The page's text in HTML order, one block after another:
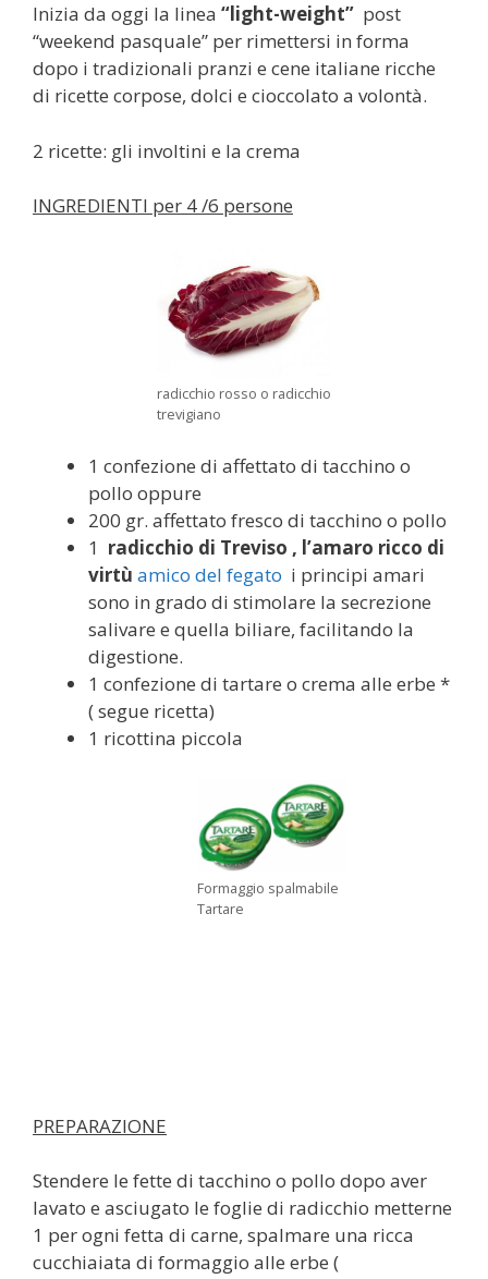
Inizia da oggi la linea “light-weight” post
“weekend pasquale” per rimettersi in forma
dopo i tradizionali pranzi e cene italiane ricche
di ricette corpose, dolci e cioccolato a volontà.
2 ricette: gli involtini e la crema
INGREDIENTI per 4 /6 persone
radicchio rosso o radicchio
trevigiano
1 confezione di affettato di tacchino o
pollo oppure
200 gr. affettato fresco di tacchino o pollo
1 radicchio di Treviso , l’amaro ricco di
virtù amico del fegato i principi amari
sono in grado di stimolare la secrezione
salivare e quella biliare, facilitando la
digestione.
1 confezione di tartare o crema alle erbe *
( segue ricetta)
1 ricottina piccola
Formaggio spalmabile
Tartare
PREPARAZIONE
Stendere le fette di tacchino o pollo dopo aver
lavato e asciugato le foglie di radicchio metterne
1 per ogni fetta di carne, spalmare una ricca
cucchiaiata di formaggio alle erbe (